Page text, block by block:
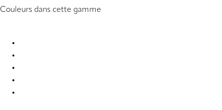
Couleurs dans cette gamme